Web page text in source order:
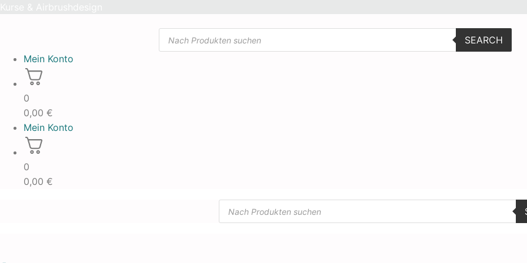
Products
search
SEARCH
Mein Konto
0
0,00 €
Mein Konto
0
0,00 €
Products
search